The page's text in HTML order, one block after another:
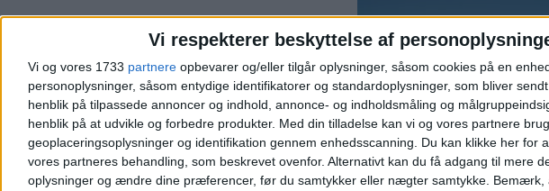
Vi respekterer beskyttelse af
Vi og vores 1733 partnere opbevarer og/eller tilgår oplysninger, såsom cookies på en
personoplysninger, såsom entydige identifikatorer og standardoplysninger, som bliver
henblik på tilpassede annoncer og indhold, annonce- og indholdsmåling og
henblik på at udvikle og forbedre produkter. Med din tilladelse kan vi og vores partnere
geoplaceringsoplysninger og identifikation gennem enhedsscanning. Du kan klikke her for
vores partneres behandling, som beskrevet ovenfor. Alternativt kan du få adgang til mere
oplysninger og ændre dine præferencer, før du samtykker eller nægter samtykke. Bemærk,
er stadig verdens travleste lufthavn
Norwegian når
juli siden pandemien